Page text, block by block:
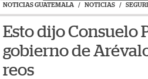
NOTICIAS GUATEMALA / NOTICIAS /
Esto dijo Consuelo
gobierno de
reos